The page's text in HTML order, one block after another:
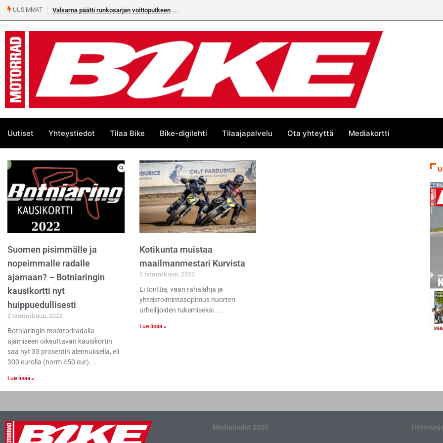
UUSIMMAT Valsarna päätti runkosarjan voittoputkeen
Uutiset Yhteystiedot Tilaa Bike Bike-digilehti Tilaajapalvelu Ota yhteyttä Mediakortti
Suomen pisimmälle ja
nopeimmalle radalle
ajamaan? – Botniaringin
kausikortti nyt
huippuedullisesti
2 tammikuun, 2022
Botniaringin moottoriradalla
ajamiseen oikeuttavan kausikortin
saa nyt 33 prosentin alennuksella, eli
300 eurolla (norm 450 eur).
Lue lisää »
Kotikunta muistaa
maailmanmestari Kurvista
2 tammikuun, 2022
Ei tonttia, vaan rahalahja ja
yhteistoimintasopimus nuorten
urheilijoiden tukemiseksi.
Lue lisää »
Mediatiedot 2026